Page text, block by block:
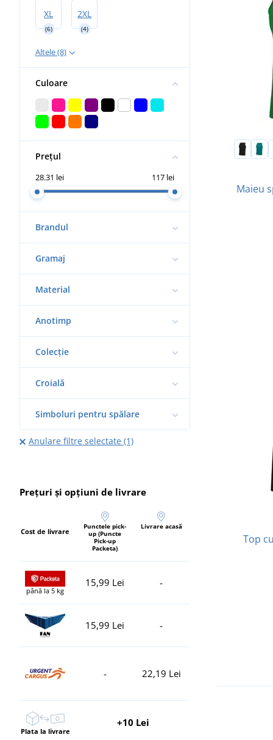
XL
(6)
2XL
(4)
Altele (8)
Culoare
Prețul
28.31 lei 117 lei
Brandul
Gramaj
Material
Anotimp
Colecție
Croială
Simboluri pentru spălare
Anulare filtre selectate (1)
Prețuri și opțiuni de livrare
Cost de livrare
Punctele pick-
up (Puncte
Pick-up
Packeta)
Livrare acasă
până la 5 kg
15,99 Lei -
15,99 Lei -
- 22,19 Lei
Plata la livrare
+10 Lei
Maieu
Top